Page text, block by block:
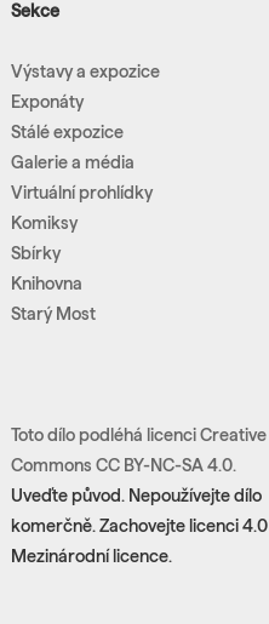
Sekce
Výstavy a expozice
Exponáty
Stálé expozice
Galerie a média
Virtuální prohlídky
Komiksy
Sbírky
Knihovna
Starý Most
Toto dílo podléhá licenci Creative
Commons CC BY-NC-SA 4.0.
Uveďte původ. Nepoužívejte dílo
komerčně. Zachovejte licenci 4.0
Mezinárodní licence.